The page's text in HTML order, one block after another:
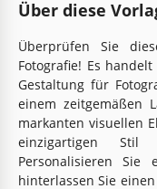
Über diese
Überprüfen Sie
Fotografie! Es
Gestaltung für
einem zeitgemäßen
markanten visuellen
einzigartigen
Personalisieren
hinterlassen Sie